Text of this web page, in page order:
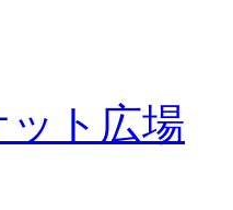
ット広場